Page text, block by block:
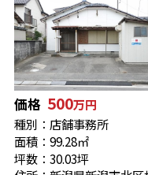
価格 500万円
種別：店舗事務所
面積：99.28㎡
坪数：30.03坪